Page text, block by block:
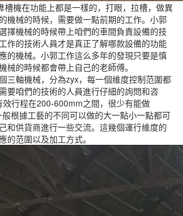
機在功能上都是一樣的，打眼，拉槽，做異
機械的時候，需要做一點前期的工作。小郭
擇機械的時候帶上咱們的車間負責設備的技
作的技術人員才是真正了解哪款設備的功能
的機械。小郭工作這么多年的發現只要是慎
械的時候都會帶上自己的老師傅。
三軸機械，分為zyx，每一個維度控制范圍都
要咱們的技術的人員進行仔細的詢問和咨
行程在200-600mm之間，很少有能做
根據工藝的不同可以做的大一點小一點都可
和供貨商進行一些交流。這幾個運行維度的
的范圍以及加工方式。